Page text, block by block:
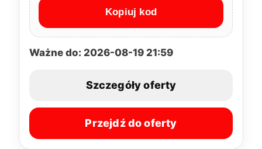
Kopiuj kod
Ważne do: 2026-08-19 21:59
Szczegóły oferty
Przejdź do oferty